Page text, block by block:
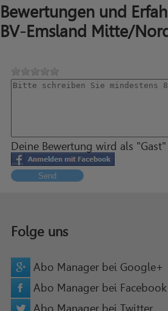
Bewertungen und
BV-Emsland Mitte/
Deine Bewertung wird als
Send
Folge uns
Abo Manager bei Google+
Abo Manager bei Facebook
Abo Manager bei Twitter